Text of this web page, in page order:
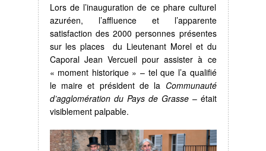
Lors de l’inauguration de ce phare culturel
azuréen, l’affluence et l’apparente
satisfaction des 2000 personnes présentes
sur les places du Lieutenant Morel et du
Caporal Jean Vercueil pour assister à ce
« moment historique » – tel que l’a qualifié
le maire et président de la Communauté
d’agglomération du Pays de Grasse– était
visiblement palpable.